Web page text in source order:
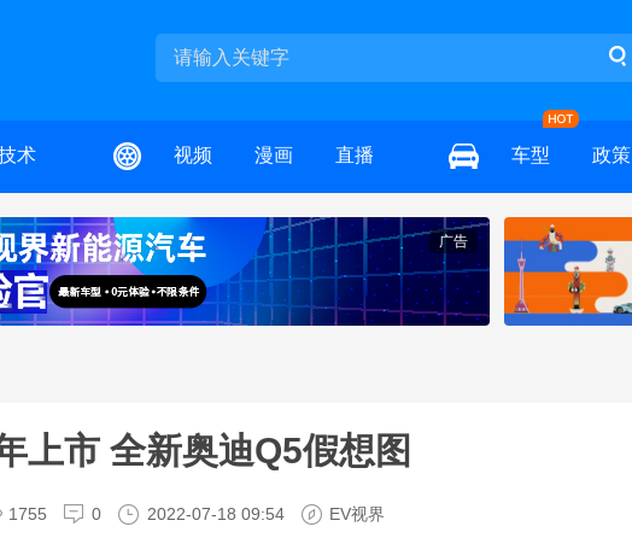
术 视频 漫画 直播 车型 政策
广告
上市 全新奥迪Q5假想图
1755 0 2022-07-18 09:54 EV视界